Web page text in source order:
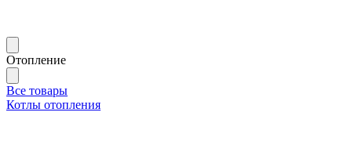
Отопление
Все товары
Котлы отопления